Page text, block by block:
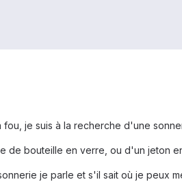
je suis à la recherche d'une
de bouteille en verre, ou d'un jeton
je parle et s'il sait où je peux